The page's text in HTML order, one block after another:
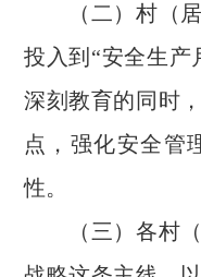
（二）村（居
投入到“安全生产
深刻教育的同时
点，强化安全管
性。
（三）各村（